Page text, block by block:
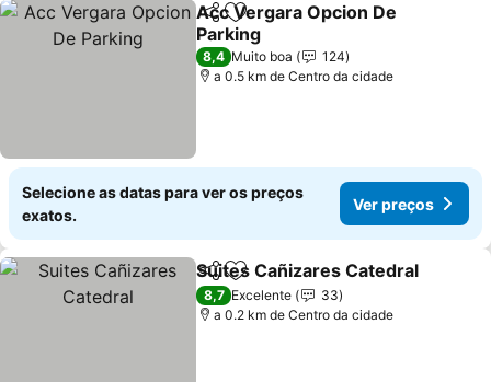
PartilharAdicionar aos favoritos
Acc Vergara Opcion De
Parking
8,4 Muito boa
124
a 0.5 km de Centro da cidade
Selecione as datas para ver os preços
exatos.
Ver preços
PartilharAdicionar aos favoritos
Suites Cañizares Catedral
8,7 Excelente
33
a 0.2 km de Centro da cidade